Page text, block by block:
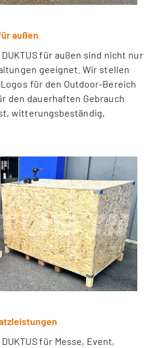
außen
für außen sind nicht nur
geeignet. Wir stellen
für den Outdoor-Bereich
den dauerhaften Gebrauch
witterungsbeständig,
für Messe, Event,